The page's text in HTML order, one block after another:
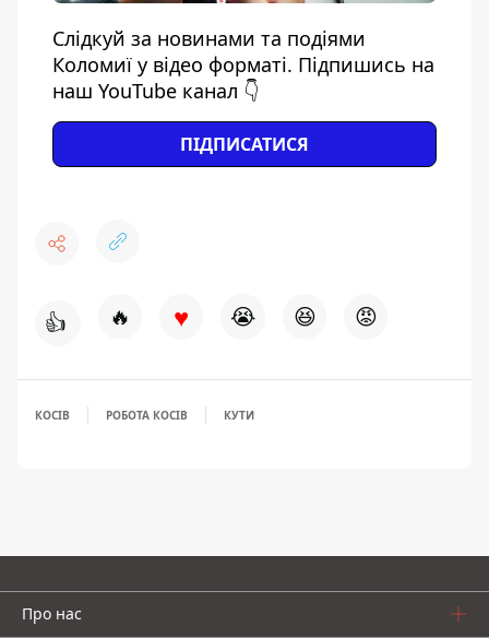
Слідкуй за новинами та подіями
Коломиї у відео форматі. Підпишись на
наш YouTube канал 👇
ПІДПИСАТИСЯ
👍 🔥 ♥ 😭 😆 😡
КОСІВ РОБОТА КОСІВ КУТИ
Про нас